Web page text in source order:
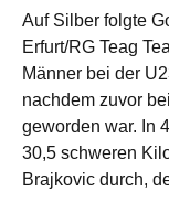
Auf Silber folgte
Erfurt/RG Teag
Männer bei der
nachdem zuvor
geworden war. In
30,5 schweren
Brajkovic durch,